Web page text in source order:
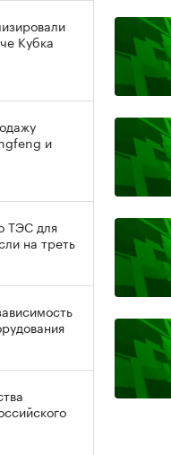
Кубка
и
ТЭС для
на треть